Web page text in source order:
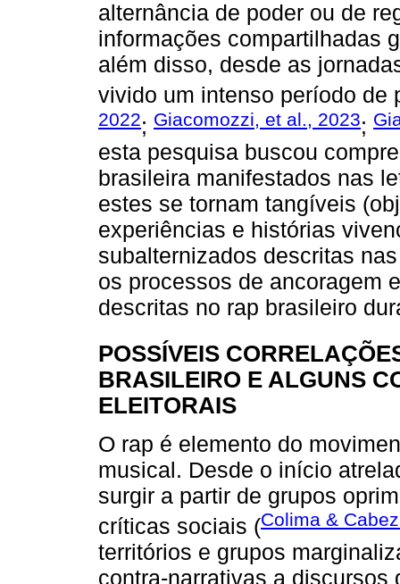
alternância de poder ou de
informações compartilhadas
além disso, desde as
vivido um intenso período de
2022; Giacomozzi, et al., 2023;
esta pesquisa buscou
brasileira manifestados nas
estes se tornam tangíveis
experiências e histórias
subalternizados descritas
os processos de ancoragem
descritas no rap brasileiro
POSSÍVEIS
BRASILEIRO E ALGUNS
ELEITORAIS
O rap é elemento do
musical. Desde o início
surgir a partir de grupos
críticas sociais (Colima &
territórios e grupos
contra-narrativas a discursos